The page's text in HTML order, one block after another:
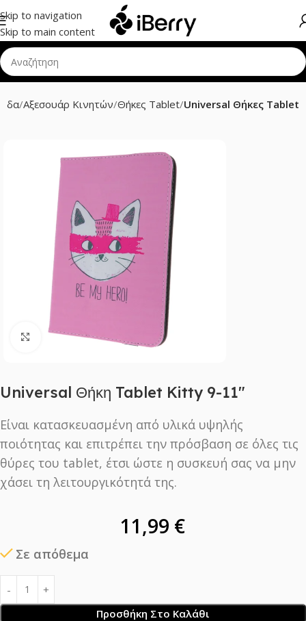
Skip to navigation
Skip to main content
Αξεσουάρ Κινητών Θήκες Tablet Universal Θήκες Tablet
Click to enlarge
Universal Θήκη Tablet Kitty 9-11″
Eίναι κατασκευασμένη από υλικά υψηλής
ποιότητας και επιτρέπει την πρόσβαση σε όλες τις
θύρες του tablet, έτσι ώστε η συσκευή σας να μην
χάσει τη λειτουργικότητά της.
11,99 €
Σε απόθεμα
Προσθήκη Στο Καλάθι